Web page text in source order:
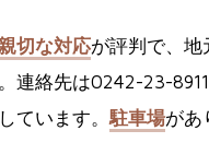
親切な対応が評判で、地
連絡先は0242-23-8911
ています。 駐車場があ